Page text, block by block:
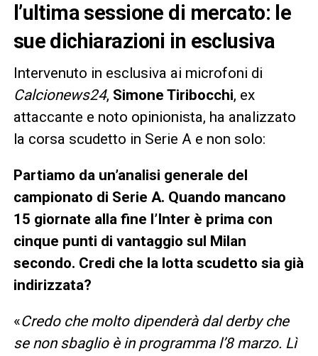
l’ultima sessione di mercato: le
sue dichiarazioni in esclusiva
Intervenuto in esclusiva ai microfoni di
Calcionews24, Simone Tiribocchi, ex
attaccante e noto opinionista, ha analizzato
la corsa scudetto in Serie A e non solo:
Partiamo da un’analisi generale del
campionato di Serie A. Quando mancano
15 giornate alla fine l’Inter è prima con
cinque punti di vantaggio sul Milan
secondo. Credi che la lotta scudetto sia già
indirizzata?
«Credo che molto dipenderà dal derby che
se non sbaglio è in programma l’8 marzo. Lì